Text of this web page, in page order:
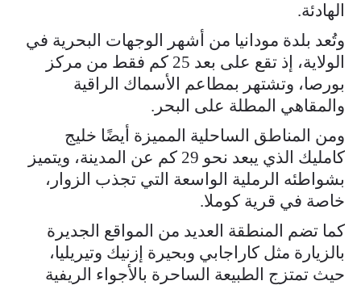
الهادئة.
وتُعد بلدة مودانيا من أشهر الوجهات البحرية في
الولاية، إذ تقع على بعد 25 كم فقط من مركز
بورصا، وتشتهر بمطاعم الأسماك الراقية
والمقاهي المطلة على البحر.
ومن المناطق الساحلية المميزة أيضًا خليج
كامليك الذي يبعد نحو 29 كم عن المدينة، ويتميز
بشواطئه الرملية الواسعة التي تجذب الزوار،
خاصة في قرية كوملا.
كما تضم المنطقة العديد من المواقع الجديرة
بالزيارة مثل كاراجابي وبحيرة إزنيك وتيريليا،
حيث تمتزج الطبيعة الساحرة بالأجواء الريفية